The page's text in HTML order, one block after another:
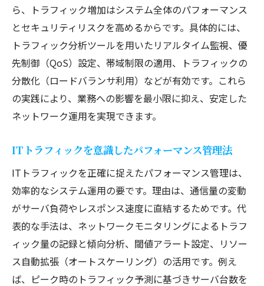
ら、トラフィック増加はシステム全体のパフォーマンス
とセキュリティリスクを高めるからです。具体的には、
トラフィック分析ツールを用いたリアルタイム監視、優
先制御（QoS）設定、帯域制限の適用、トラフィックの
分散化（ロードバランサ利用）などが有効です。これら
の実践により、業務への影響を最小限に抑え、安定した
ネットワーク運用を実現できます。
ITトラフィックを意識したパフォーマンス管理法
ITトラフィックを正確に捉えたパフォーマンス管理は、
効率的なシステム運用の要です。理由は、通信量の変動
がサーバ負荷やレスポンス速度に直結するためです。代
表的な手法は、ネットワークモニタリングによるトラフ
ィック量の記録と傾向分析、閾値アラート設定、リソー
ス自動拡張（オートスケーリング）の活用です。例え
ば、ピーク時のトラフィック予測に基づきサーバ台数を